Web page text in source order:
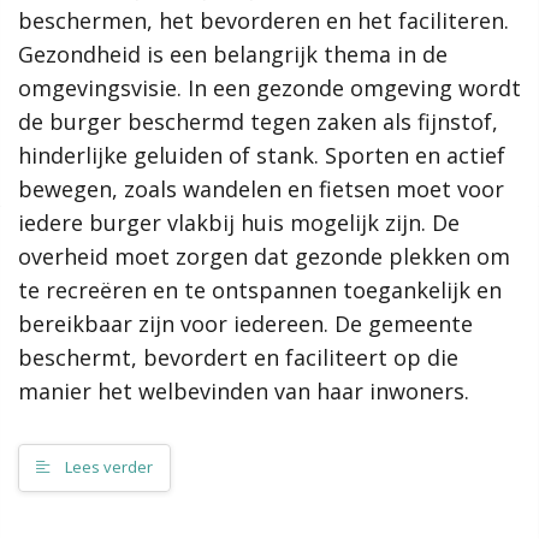
Relatie en samenhang met andere visies en beleid
De effecten op de fysieke leefomgeving
Rol van de gemeente
Van visie naar uitvoering
Contact
Ambities
Vitale kernen in een vitale gemeente
Bruisende en bedrijvige gemeente
Regie over eigen eiland
Waarden
Zoeken
beschermen, het bevorderen en het faciliteren.
Gezondheid is een belangrijk thema in de
omgevingsvisie. In een gezonde omgeving wordt
de burger beschermd tegen zaken als fijnstof,
hinderlijke geluiden of stank. Sporten en actief
bewegen, zoals wandelen en fietsen moet voor
iedere burger vlakbij huis mogelijk zijn. De
overheid moet zorgen dat gezonde plekken om
te recreëren en te ontspannen toegankelijk en
bereikbaar zijn voor iedereen. De gemeente
beschermt, bevordert en faciliteert op die
manier het welbevinden van haar inwoners.
Lees verder